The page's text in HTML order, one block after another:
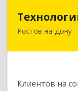
Ростов-на-Дону
Клиентов на
344064,